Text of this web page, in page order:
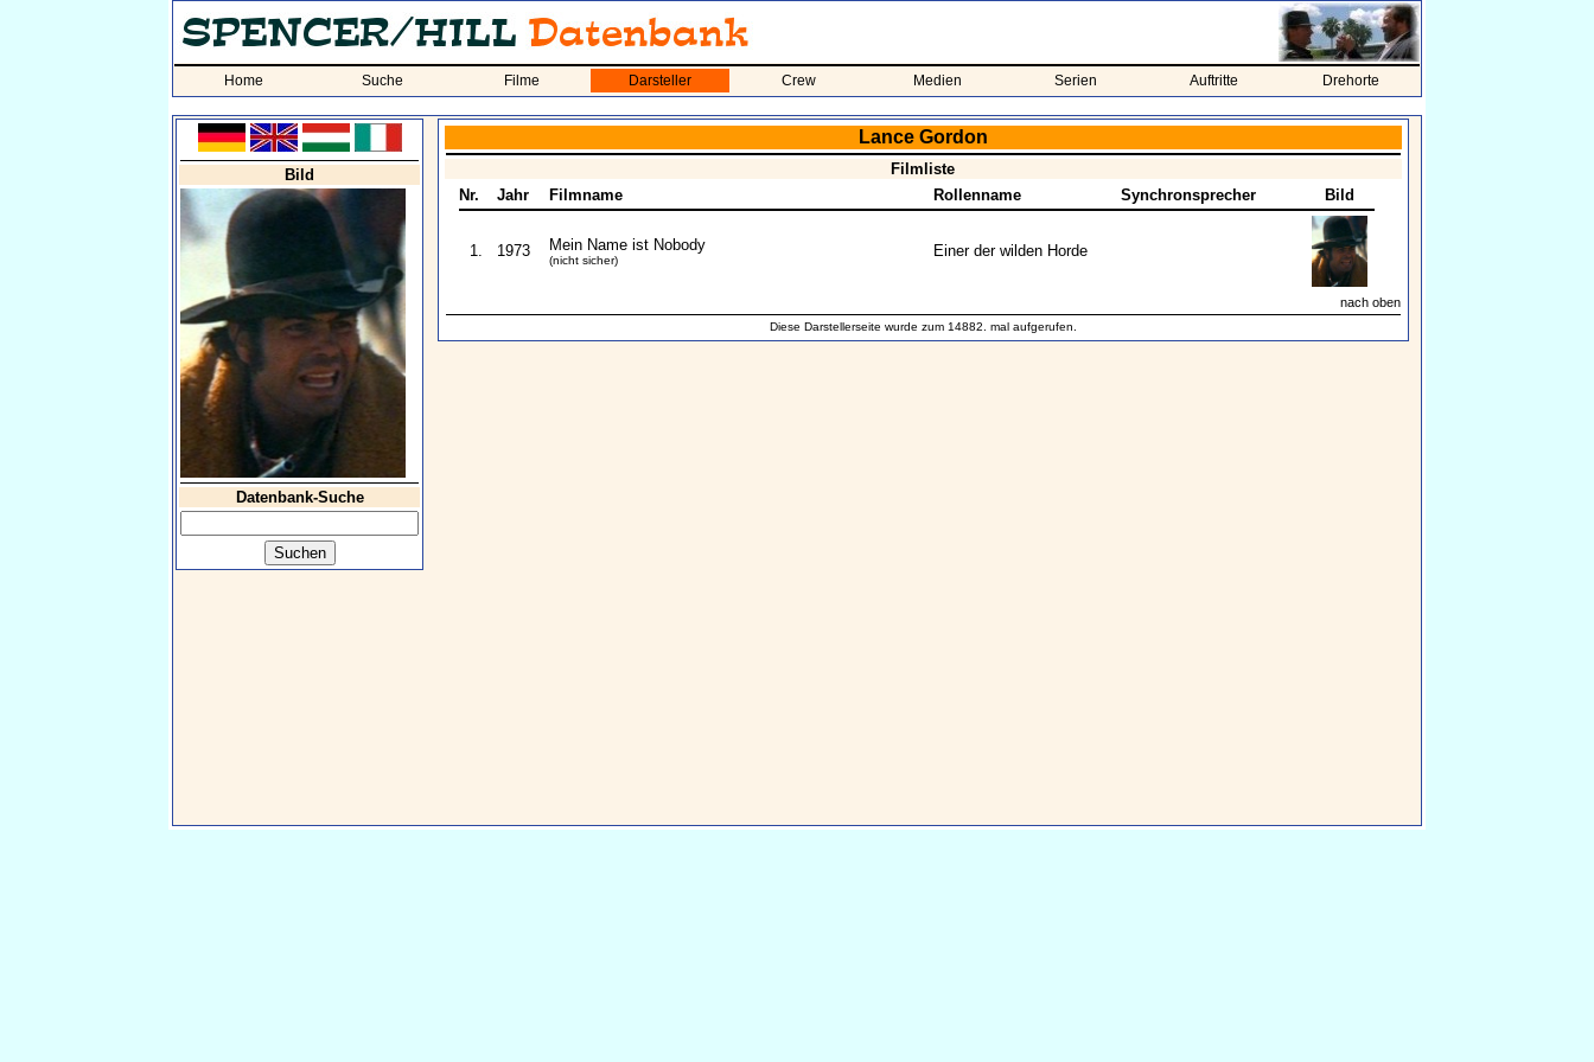
Home Suche Filme Darsteller Crew Medien Serien Auftritte Drehorte
Bild
Datenbank-Suche
Lance Gordon
Filmliste
Nr.
Jahr Filmname Rollenname Synchronsprecher Bild
1. 1973 Mein Name ist Nobody
(nicht sicher)
Einer der wilden Horde
nach oben
Diese Darstellerseite wurde zum 14882. mal aufgerufen.